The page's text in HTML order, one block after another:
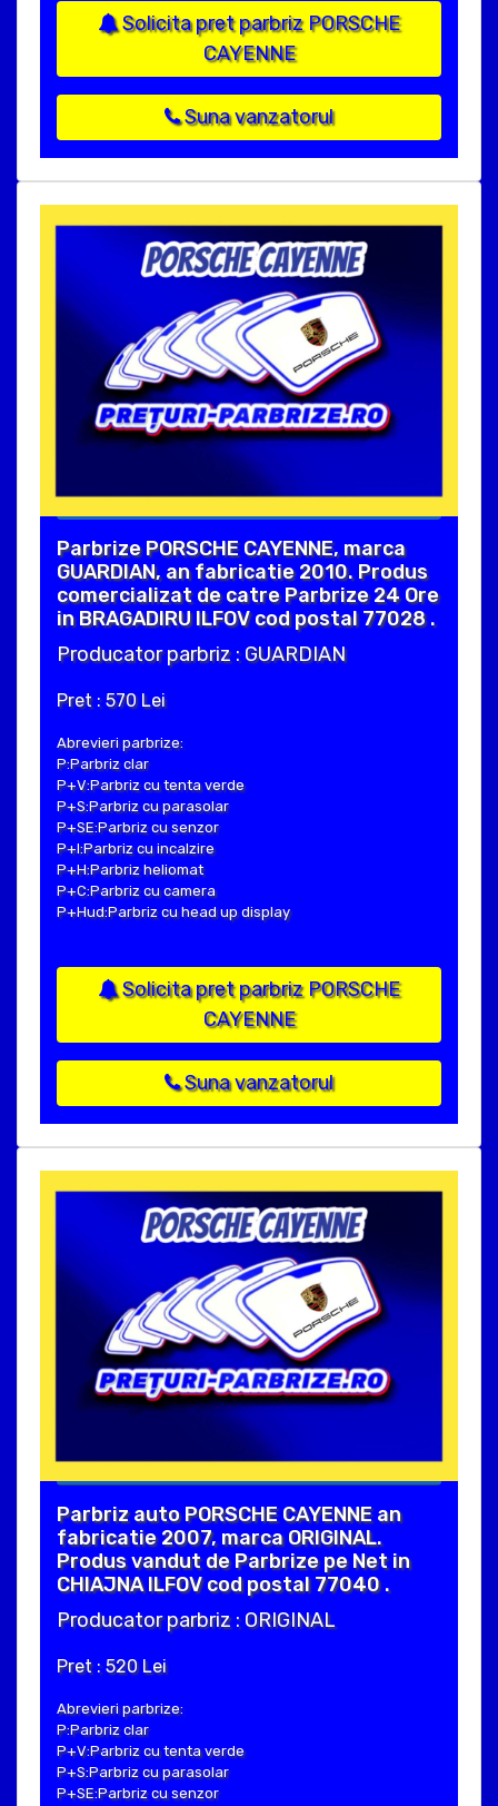
Solicita pret parbriz PORSCHE
CAYENNE
Suna vanzatorul
Parbrize PORSCHE CAYENNE, marca
GUARDIAN, an fabricatie 2010. Produs
comercializat de catre Parbrize 24 Ore
in BRAGADIRU ILFOV cod postal 77028 .
Producator parbriz : GUARDIAN
Pret : 570 Lei
Abrevieri parbrize:
P:Parbriz clar
P+V:Parbriz cu tenta verde
P+S:Parbriz cu parasolar
P+SE:Parbriz cu senzor
P+I:Parbriz cu incalzire
P+H:Parbriz heliomat
P+C:Parbriz cu camera
P+Hud:Parbriz cu head up display
Solicita pret parbriz PORSCHE
CAYENNE
Suna vanzatorul
Parbriz auto PORSCHE CAYENNE an
fabricatie 2007, marca ORIGINAL.
Produs vandut de Parbrize pe Net in
CHIAJNA ILFOV cod postal 77040 .
Producator parbriz : ORIGINAL
Pret : 520 Lei
Abrevieri parbrize:
P:Parbriz clar
P+V:Parbriz cu tenta verde
P+S:Parbriz cu parasolar
P+SE:Parbriz cu senzor